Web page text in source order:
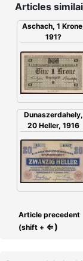
Articles
Aschach, 1
191?
Dunaszerdahely,
20 Heller, 1916
Article precedent
(shift + ⇐)